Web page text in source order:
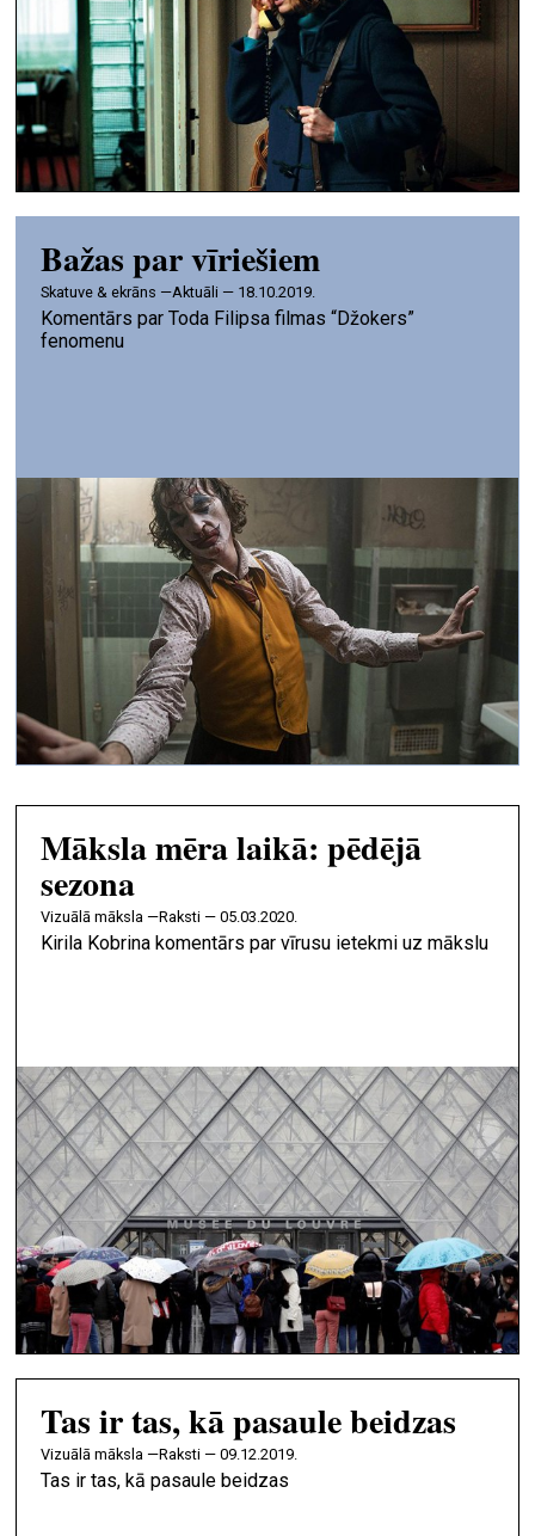
Bažas par vīriešiem
skatuve & ekrāns —Aktuāli — 18.10.2019.
Komentārs par Toda Filipsa filmas “Džokers”
fenomenu
Māksla mēra laikā: pēdējā
sezona
vizuālā māksla —Raksti — 05.03.2020.
Kirila Kobrina komentārs par vīrusu ietekmi uz mākslu
Tas ir tas, kā pasaule beidzas
vizuālā māksla —Raksti — 09.12.2019.
Tas ir tas, kā pasaule beidzas